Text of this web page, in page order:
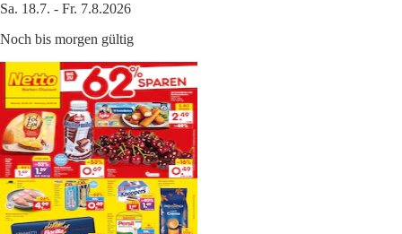
Sa. 18.7. - Fr. 7.8.2026
Noch bis morgen gültig